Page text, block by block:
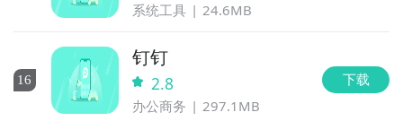
系统工具 24.6MB
16
钉钉
2.8
办公商务 297.1MB
下载